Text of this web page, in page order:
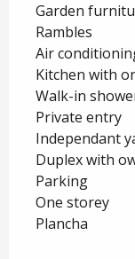
Garden
Rambles
Air
Kitchen with
Walk-in
Private entry
Independant
Duplex with
Parking
One storey
Plancha